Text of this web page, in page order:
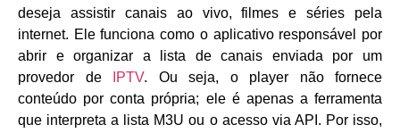
deseja assistir canais ao vivo, filmes e séries pela
internet. Ele funciona como o aplicativo responsável por
abrir e organizar a lista de canais enviada por um
provedor de
IPTV. Ou seja, o player não fornece
conteúdo por conta própria; ele é apenas a ferramenta
que interpreta a lista M3U ou o acesso via API. Por isso,